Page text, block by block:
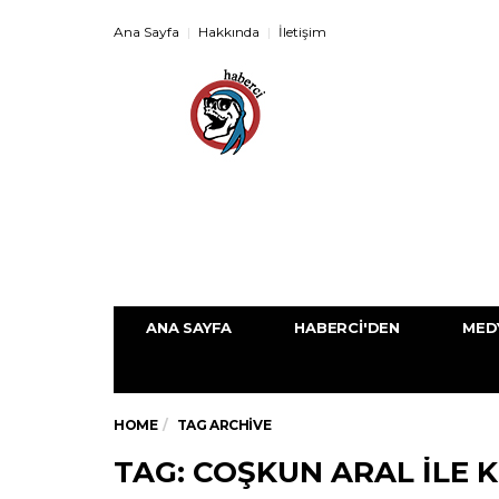
Ana Sayfa Hakkında İletişim
ANA SAYFA HABERCI'DEN
HOME TAG ARCHIVE
TAG: COŞKUN ARAL ILE